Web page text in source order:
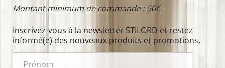
Montant minimum de commande : 50€
Inscrivez-vous à la newsletter STILORD et restez
informé(e) des nouveaux produits et promotions.